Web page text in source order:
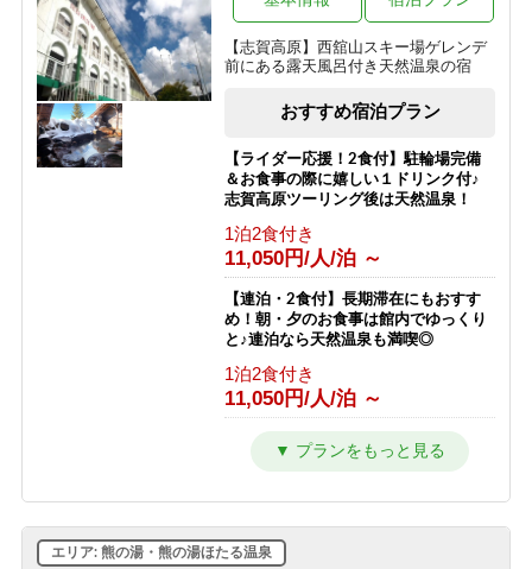
リフト券無料♪
1泊2食付き
17,763円/人/泊 ～
【南館】【室料】連泊プラン / 焼額山
券無料♪
素泊まり
【南館】【朝食付】連泊プラン / 焼額
山スキー場が目の前！小学生までリフ
ト券無料♪
朝食のみ
【南館】【夕朝食付】連泊プラン / 焼
額山スキー場が目の前！小学生までリ
フト券無料♪
16,792円/人/泊 ～
【西館】【室料】バリューレート / 焼
額山スキー場が目の前！小学生までリ
夕食のみ
10,500円/人/泊 ～
（夏）【素泊まり】星空の下でリフレ
ッシュ！青葉が美しい高原で過ごす気
ままな休日
素泊まり
9,000円/人/泊 ～
イル参加者限定プラン！お食事はオプ
ションで選択可能！
素泊まり
8,500円/人/泊 ～
【志賀高原】西舘山スキー場ゲレンデ
前にある露天風呂付き天然温泉の宿
おすすめ宿泊プラン
【ライダー応援！2食付】駐輪場完備
＆お食事の際に嬉しい１ドリンク付♪
志賀高原ツーリング後は天然温泉！
1泊2食付き
11,050円/人/泊 ～
【連泊・2食付】長期滞在にもおすす
め！朝・夕のお食事は館内でゆっくり
と♪連泊なら天然温泉も満喫◎
1泊2食付き
11,050円/人/泊 ～
【2食付】お食事はゆっくり館内でお
楽しみ頂けるスタンダード2食！北ア
12,050円/人/泊 ～
エリア: 熊の湯・熊の湯ほたる温泉